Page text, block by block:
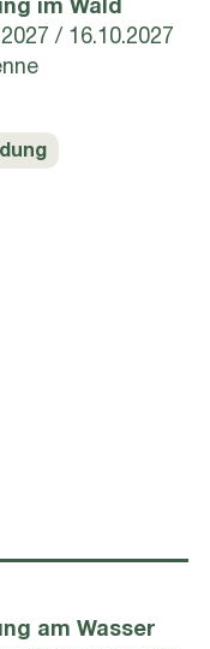
im Wald
16.10.2027
am Wasser